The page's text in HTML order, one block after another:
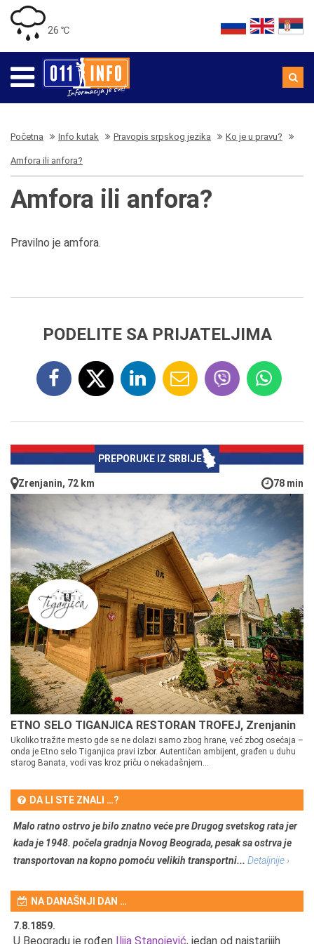
26 ℃
Početna Info kutak Pravopis srpskog jezika Ko je u pravu?
Amfora ili anfora?
Amfora ili anfora?
Pravilno je amfora.
PODELITE SA PRIJATELJIMA
PREPORUKE IZ SRBIJE
Zrenjanin, 72 km 78 min
ETNO SELO TIGANJICA RESTORAN TROFEJ, Zrenjanin
Ukoliko tražite mesto gde se ne dolazi samo zbog hrane, već zbog osećaja –
onda je Etno selo Tiganjica pravi izbor. Autentičan ambijent, građen u duhu
starog Banata, vodi vas kroz priču o nekadašnjem...
DA LI STE ZNALI …?
Malo ratno ostrvo je bilo znatno veće pre Drugog svetskog rata jer
kada je 1948. počela gradnja Novog Beograda, pesak sa ostrva je
transportovan na kopno pomoću velikih transportni... Detaljnije ›
NA DANAŠNJI DAN …
7.8.1859.
U Beogradu je rođen Ilija Stanojević, jedan od najstarijih